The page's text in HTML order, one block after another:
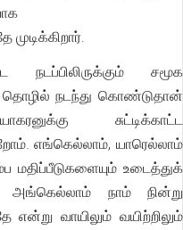
நடப்பிலிருக்கும் சமூக
தொழில் நடந்து கொண்டுதான்
சுட்டிக்காட்ட
எங்கெல்லாம், யாரெல்லாம்
மதிப்பீடுகளையும் உடைத்துக்
அங்கெல்லாம் நாம் நின்று
என்று வாயிலும் வயிற்றிலும்